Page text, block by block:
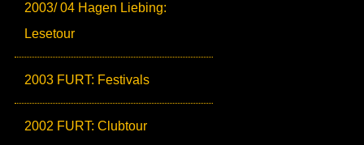
2003/ 04 Hagen Liebing:
Lesetour
2003 FURT: Festivals
2002 FURT: Clubtour